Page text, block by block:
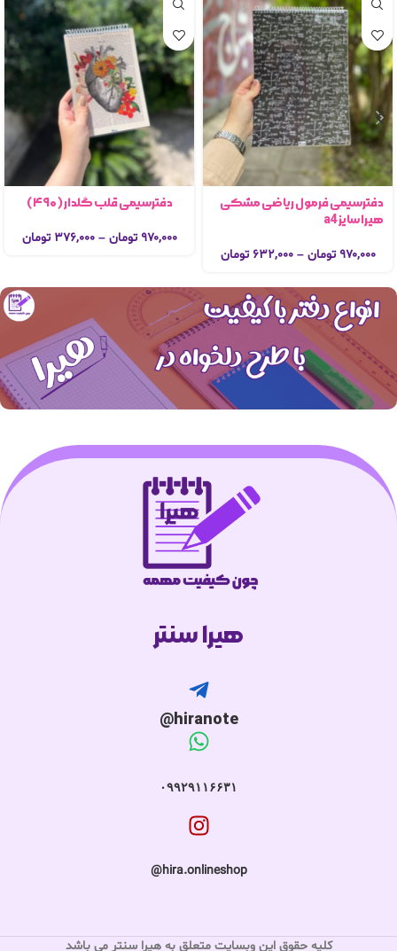
دفترسیمی فرمول ریاضی مشکی
هیرا سایز a4
۹۷۰,۰۰۰ تومان – ۶۳۲,۰۰۰ تومان
دفترسیمی قلب گلدار (۴۹۰)
۹۷۰,۰۰۰ تومان – ۳۷۶,۰۰۰ تومان
هیرا سنتر
hiranote@
۰۹۹۲۹۱۱۶۶۳۱
hira.onlineshop@
کلیه حقوق این وبسایت متعلق به هیرا سنتر می باشد